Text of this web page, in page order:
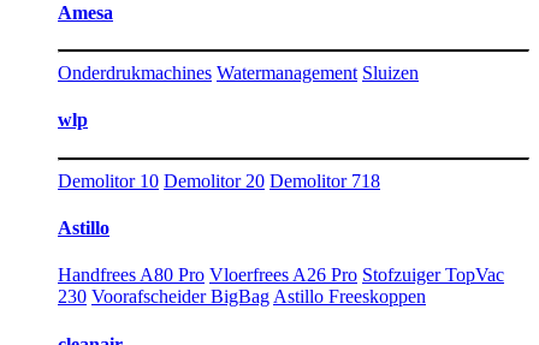
Amesa
Onderdrukmachines Watermanagement Sluizen
wlp
Demolitor 10 Demolitor 20 Demolitor 718
Astillo
Handfrees A80 Pro Vloerfrees A26 Pro Stofzuiger TopVac
230 Voorafscheider BigBag Astillo Freeskoppen